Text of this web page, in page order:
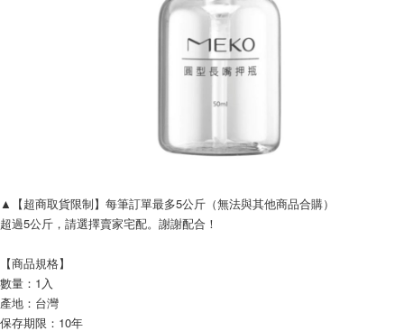
▲【超商取貨限制】每筆訂單最多5公斤（無法與其他商品合購）
超過5公斤，請選擇賣家宅配。謝謝配合！
【商品規格】
數量：1入
產地：台灣
保存期限：10年